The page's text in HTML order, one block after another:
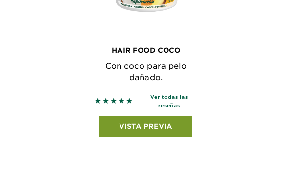
HAIR FOOD COCO
Con coco para pelo
dañado.
5 out of 5 stars based on reviews
Ver todas las
reseñas
VISTA PREVIA